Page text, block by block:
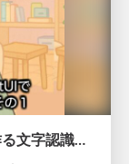
ディープラーニングAI と SwiftUI で作る文字認識読み上げアプリその１